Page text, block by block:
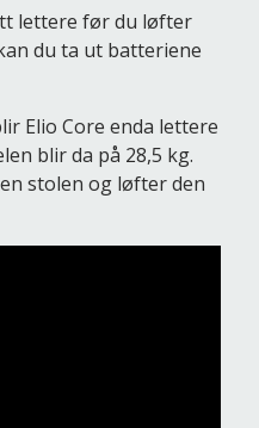
lettere før du løfter
du ta ut batteriene
Elio Core enda lettere
blir da på 28,5 kg.
stolen og løfter den